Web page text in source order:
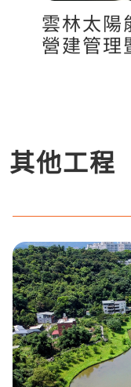
雲林太陽
營建管理
其他工程